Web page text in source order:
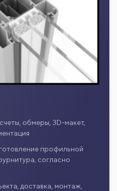
обмеры, 3D-макет,
профильной
согласно
доставка, монтаж,